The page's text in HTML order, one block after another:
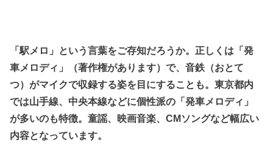
「駅メロ」という言葉をご存知だろうか。正しくは「発
車メロディ」（著作権があります）で、音鉄（おとて
つ）がマイクで収録する姿を目にすることも。東京都内
では山手線、中央本線などに個性派の「発車メロディ」
が多いのも特徴。童謡、映画音楽、CMソングなど幅広い
内容となっています。